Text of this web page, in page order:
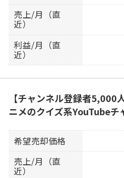
売上/月（直
近）
利益/月（直
近）
【チャンネル登録者5,000
ニメのクイズ系YouTubeチ
希望売却価格
売上/月（直
近）